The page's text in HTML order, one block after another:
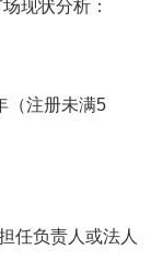
现状分析：
（注册未满5
任负责人或法人